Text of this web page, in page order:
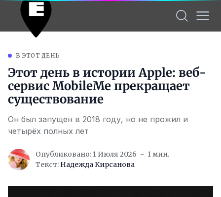
В ЭТОТ ДЕНЬ
Этот день в истории Apple: веб-
сервис MobileMe прекращает
существование
Он был запущен в 2018 году, но не прожил и
четырёх полных лет
Опубликовано: 1 Июля 2026
1 мин.
Текст: Надежда Кирсанова